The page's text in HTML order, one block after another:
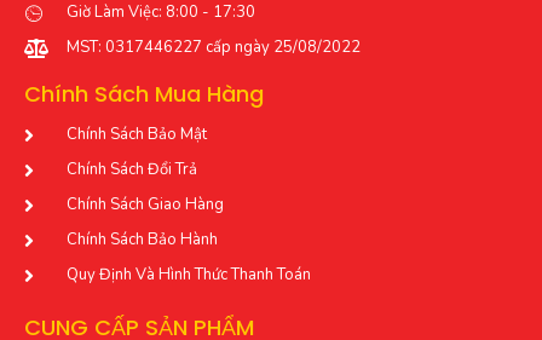
Giờ Làm Việc: 8:00 - 17:30
MST: 0317446227 cấp ngày 25/08/2022
Chính Sách Mua Hàng
Chính Sách Bảo Mật
Chính Sách Đổi Trả
Chính Sách Giao Hàng
Chính Sách Bảo Hành
Quy Định Và Hình Thức Thanh Toán
CUNG CẤP SẢN PHẨM